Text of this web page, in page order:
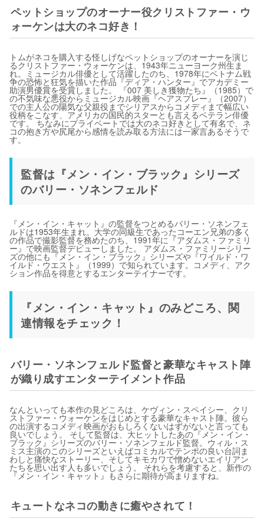
ペットショップのオーナー役クリストファー・ウ
ォーケンは大のネコ好き！
トムがネコを購入する怪しげなペットショップのオーナーを演じ
るクリストファー・ウォーケンは、1943年ニューヨーク州生ま
れ。ミュージカル俳優として活躍したのち、1978年にベトナム戦
争の恐怖と狂気を描いた作品『ディア・ハンター』でアカデミー
助演男優賞を受賞しました。 『007 美しき獲物たち』（1985）で
の不気味な悪役からミュージカル映画『ヘアスプレー』（2007）
での主人公の陽気な父親役までシリアスからコメディまで幅広い
役柄をこなす、アメリカの国民的スターとも言えるベテラン俳優
です。 ちなみにプライベートでは大のネコ好きとして有名で、ネ
コの抱き方や尻尾から感情を読み取る方法には一家言あるそうで
す。
監督は『メン・イン・ブラック』シリーズ
のバリー・ソネンフェルド
『メン・イン・キャット』の監督をつとめるバリー・ソネンフェ
ルドは1953年生まれ。大学の同級生であったコーエン兄弟の多く
の作品で撮影監督を務めたのち、1991年に『アダムス・ファミリ
ー』で映画監督デビューしました。 アダムス・ファミリーシリー
ズの他にも『メン・イン・ブラック』シリーズや『ワイルド・ワ
イルド・ウエスト』（1999）で知られています。コメディ、アク
ション作品を得意とするエンターテイナーです。
『メン・イン・キャット』のみどころ、関
連情報をチェック！
バリー・ソネンフェルド監督と豪華なキャスト陣
が織り成すエンターテイメント作品
なんといっても本作の見どころは、ケヴィン・スペイシー、クリ
ストファー・ウォーケンをはじめとする豪華なキャスト陣。彼ら
の出演するコメディ映画がおもしろくないはずがないと言っても
良いでしょう。 そして監督は、大ヒットしたあの『メン・イン・
ブラック』シリーズのバリー・ソネンフェルド監督。ウィル・ス
ミス主演のこのシリーズといえばコミカルでテンポの良い台詞ま
わしと痛快なストーリー、そしてキモカワで憎めないエイリアン
たちを思い出す人も多いでしょう。 それらを考慮すると、新作の
『メン・イン・キャット』もさらに期待が高まりますね。
キュートなネコの動きに癒やされて！